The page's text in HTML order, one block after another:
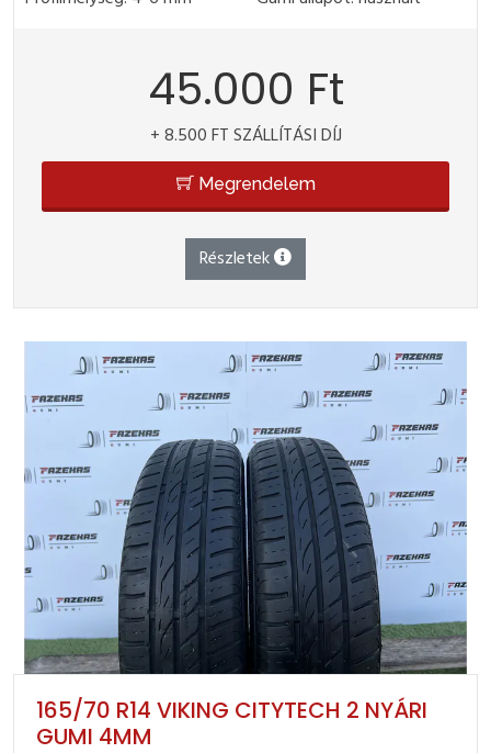
45.000 Ft
+ 8.500 FT SZÁLLÍTÁSI DÍJ
Megrendelem
Részletek
165/70 R14 VIKING CITYTECH 2 NYÁRI
GUMI 4MM